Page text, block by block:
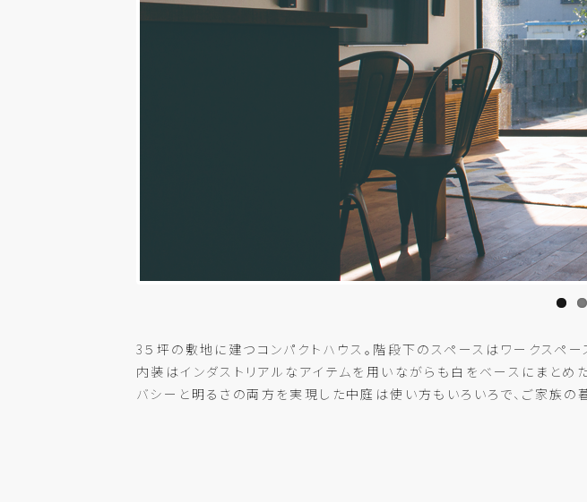
3５坪の敷地に建つコンパクトハウス。階段下のスペースはワークスペ
内装はインダストリアルなアイテムを用いながらも白をベースにまとめ
バシーと明るさの両方を実現した中庭は使い方もいろいろで、ご家族の